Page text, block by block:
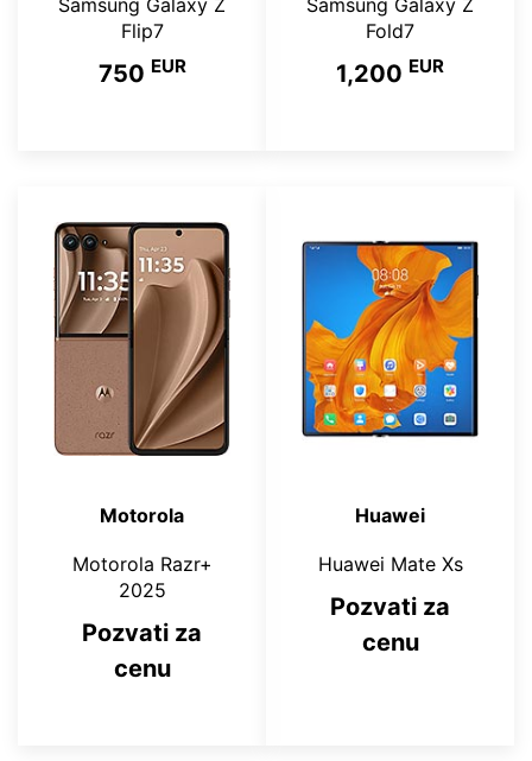
Flip7
750 EUR
Fold7
1,200 EUR
Motorola
Motorola Razr+
2025
Pozvati za
cenu
Huawei
Huawei Mate Xs
Pozvati za
cenu